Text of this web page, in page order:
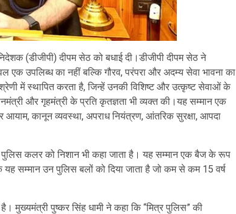
(डीजीपी) दीपम सेठ को बधाई दी।डीजीपी दीपम सेठ ने
उपलिब्ध का नहीं बल्कि गौरव, परंपरा और अदम्य सेवा भावना का
में स्थापित करता है, जिन्हें उनकी विशिष्ट और उत्कृष्ट सेवाओं के
और गृहमंत्री के प्रति कृतज्ञता भी व्यक्त की।यह सम्मान एक
कानून व्यवस्था, अपराध नियंत्रण, आंतरिक सुरक्षा, आपदा
पुलिस कलर को निशान भी कहा जाता है। यह सम्मान एक बैज के रूप
सम्मान उन पुलिस बलों को दिया जाता है जो कम से कम 15 वर्ष
मुख्यमंत्री पुष्कर सिंह धामी ने कहा कि “मित्र पुलिस” की